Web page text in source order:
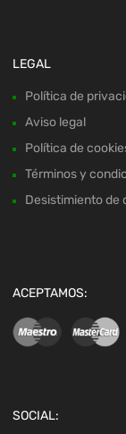
LEGAL
Política de
Aviso legal
Política de
Términos y
Desistimiento de
ACEPTAMOS:
SOCIAL: